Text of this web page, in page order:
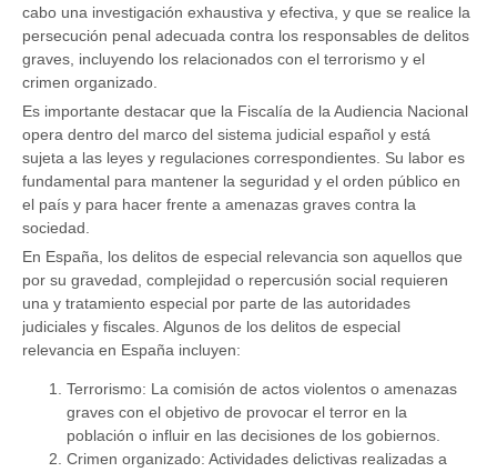
cabo una investigación exhaustiva y efectiva, y que se realice la
persecución penal adecuada contra los responsables de delitos
graves, incluyendo los relacionados con el terrorismo y el
crimen organizado.
Es importante destacar que la Fiscalía de la Audiencia Nacional
opera dentro del marco del sistema judicial español y está
sujeta a las leyes y regulaciones correspondientes. Su labor es
fundamental para mantener la seguridad y el orden público en
el país y para hacer frente a amenazas graves contra la
sociedad.
En España, los delitos de especial relevancia son aquellos que
por su gravedad, complejidad o repercusión social requieren
una y tratamiento especial por parte de las autoridades
judiciales y fiscales. Algunos de los delitos de especial
relevancia en España incluyen:
Terrorismo: La comisión de actos violentos o amenazas
graves con el objetivo de provocar el terror en la
población o influir en las decisiones de los gobiernos.
Crimen organizado: Actividades delictivas realizadas a